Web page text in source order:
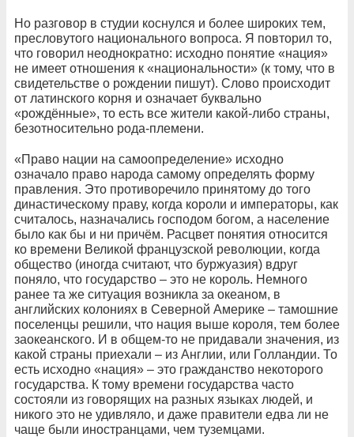
Но разговор в студии коснулся и более широких тем,
пресловутого национального вопроса. Я повторил то,
что говорил неоднократно: исходно понятие «нация»
не имеет отношения к «национальности» (к тому, что в
свидетельстве о рождении пишут). Слово происходит
от латинского корня и означает буквально
«рождённые», то есть все жители какой-либо страны,
безотносительно рода-племени.
«Право нации на самоопределение» исходно
означало право народа самому определять форму
правления. Это противоречило принятому до того
династическому праву, когда короли и императоры, как
считалось, назначались господом богом, а население
было как бы и ни причём. Расцвет понятия относится
ко времени Великой французской революции, когда
общество (иногда считают, что буржуазия) вдруг
поняло, что государство – это не король. Немного
ранее та же ситуация возникла за океаном, в
английских колониях в Северной Америке – тамошние
поселенцы решили, что нация выше короля, тем более
заокеанского. И в общем-то не придавали значения, из
какой страны приехали – из Англии, или Голландии. То
есть исходно «нация» – это гражданство некоторого
государства. К тому времени государства часто
состояли из говорящих на разных языках людей, и
никого это не удивляло, и даже правители едва ли не
чаще были иностранцами, чем туземцами.